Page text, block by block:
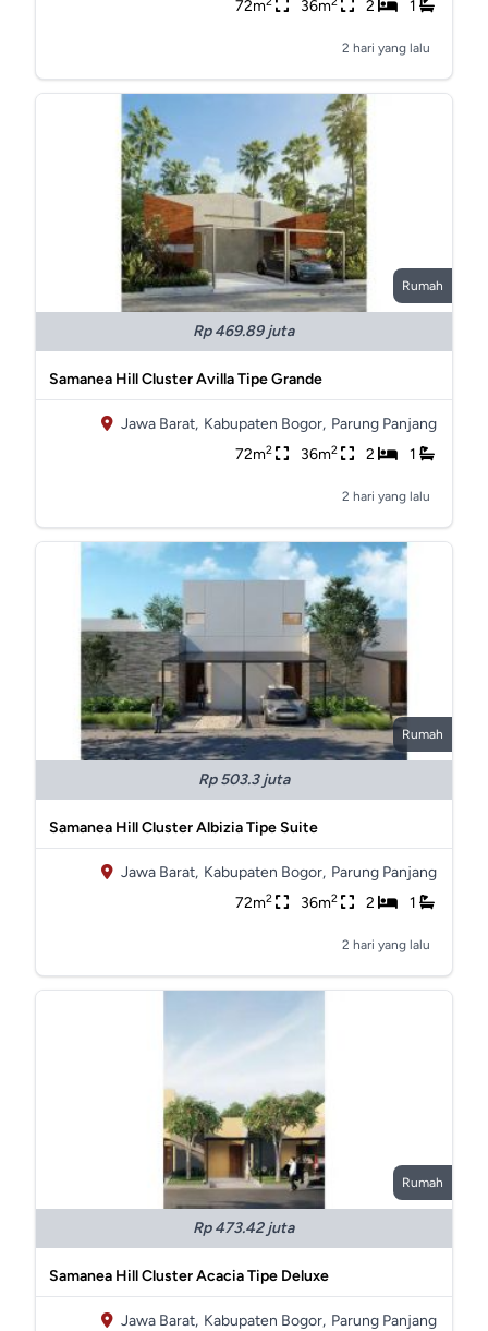
72m 36m 2 1
2 hari yang lalu
Rumah
Rp 469.89 juta
Samanea Hill Cluster Avilla Tipe Grande
Jawa Barat, Kabupaten Bogor, Parung Panjang
72m2 36m2 2 1
2 hari yang lalu
Rumah
Rp 503.3 juta
Samanea Hill Cluster Albizia Tipe Suite
Jawa Barat, Kabupaten Bogor, Parung Panjang
72m2 36m2 2 1
2 hari yang lalu
Rumah
Rp 473.42 juta
Samanea Hill Cluster Acacia Tipe Deluxe
Jawa Barat, Kabupaten Bogor, Parung Panjang